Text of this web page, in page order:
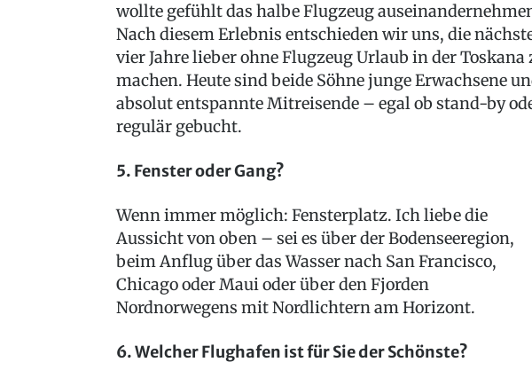
wollte gefühlt das halbe Flugzeug
Nach diesem Erlebnis entschieden wir uns, die
vier Jahre lieber ohne Flugzeug Urlaub in der Toskana
machen. Heute sind beide Söhne junge Erwachsene
absolut entspannte Mitreisende – egal ob stand-by
regulär gebucht.
5. Fenster oder Gang?
Wenn immer möglich: Fensterplatz. Ich liebe die
Aussicht von oben – sei es über der Bodenseeregion,
beim Anflug über das Wasser nach San Francisco,
Chicago oder Maui oder über den Fjorden
Nordnorwegens mit Nordlichtern am Horizont.
6. Welcher Flughafen ist für Sie der Schönste?